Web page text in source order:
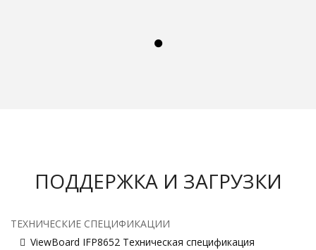
ПОДДЕРЖКА И ЗАГРУЗКИ
ТЕХНИЧЕСКИЕ СПЕЦИФИКАЦИИ
ViewBoard IFP8652 Техническая спецификация